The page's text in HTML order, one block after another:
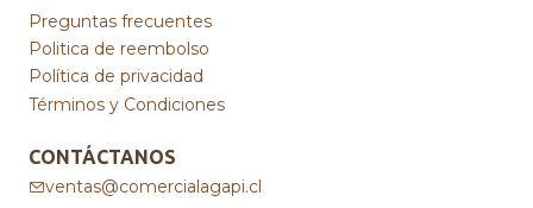
Preguntas frecuentes
Politica de reembolso
Política de privacidad
Términos y Condiciones
CONTÁCTANOS
ventas@comercialagapi.cl